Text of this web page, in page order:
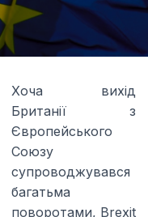
цілях
що
даних з метою
Політики
Хоча вихід
Британії з
Європейського
Союзу
супроводжувався
багатьма
поворотами, Brexit